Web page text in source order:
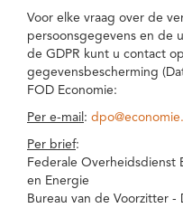
Voor elke vraag over de
persoonsgegevens en de
de GDPR kunt u contact
gegevensbescherming
FOD Economie:
Per e-mail :
Per brief:
Federale Overheidsdienst
en Energie
Bureau van de Voorzitter